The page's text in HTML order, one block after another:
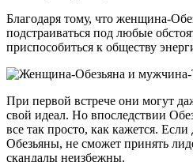
Благодаря тому, что женщина-
подстраиваться под любые
приспособиться к обществу
При первой встрече они могут
свой идеал. Но впоследствии
все так просто, как кажется.
Обезьяны, не сможет принять
скандалы неизбежны.